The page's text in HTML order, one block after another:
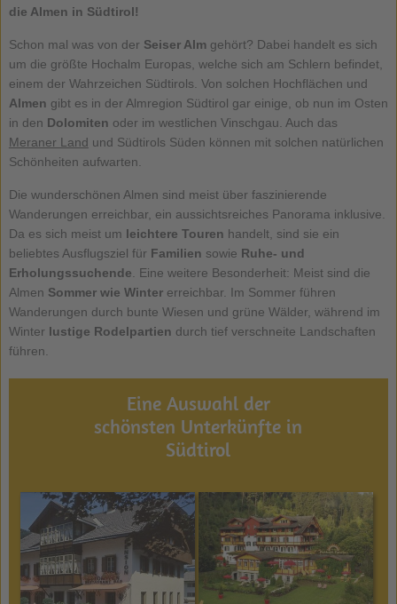
die Almen in Südtirol!
Schon mal was von der Seiser Almgehört? Dabei handelt es sich
um die größte Hochalm Europas, welche sich am Schlern befindet,
einem der Wahrzeichen Südtirols. Von solchen Hochflächen und
Almen gibt es in der Almregion Südtirol gar einige, ob nun im Osten
in den Dolomiten oder im westlichen Vinschgau. Auch das
Meraner Land und Südtirols Süden können mit solchen natürlichen
Schönheiten aufwarten.
Die wunderschönen Almen sind meist über faszinierende
Wanderungen erreichbar, ein aussichtsreiches Panorama inklusive.
Da es sich meist um leichtere Touren handelt, sind sie ein
beliebtes Ausflugsziel für Familien sowie Ruhe- und
Erholungssuchende . Eine weitere Besonderheit: Meist sind die
Almen Sommer wie Wintererreichbar. Im Sommer führen
Wanderungen durch bunte Wiesen und grüne Wälder, während im
Winter lustige Rodelpartien durch tief verschneite Landschaften
führen.
Eine Auswahl der
schönsten Unterkünfte in
Südtirol